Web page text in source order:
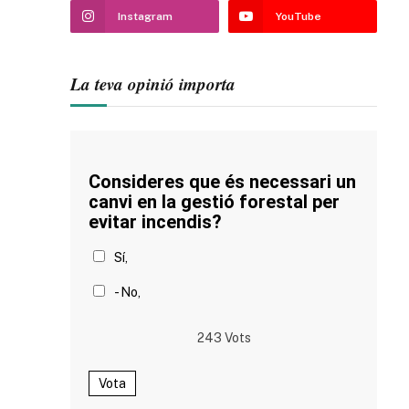
Instagram YouTube
La teva opinió importa
Consideres que és necessari un
canvi en la gestió forestal per
evitar incendis?
Sí,
- No,
243 Vots
Vota